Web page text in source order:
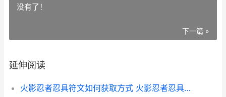
没有了！
下一篇 »
延伸阅读
火影忍者忍具符文如何获取方式 火影忍者忍具符号怎么用